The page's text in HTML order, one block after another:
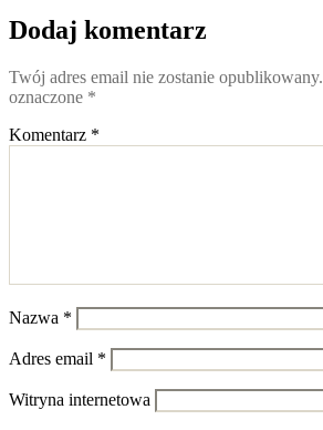
Dodaj komentarz
Twój adres email nie zostanie opublikowany.
oznaczone *
Komentarz *
Nazwa *
Adres email *
Witryna internetowa